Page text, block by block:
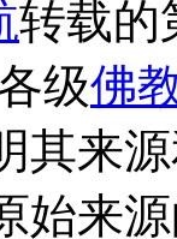
转载的
级佛
其来
始来